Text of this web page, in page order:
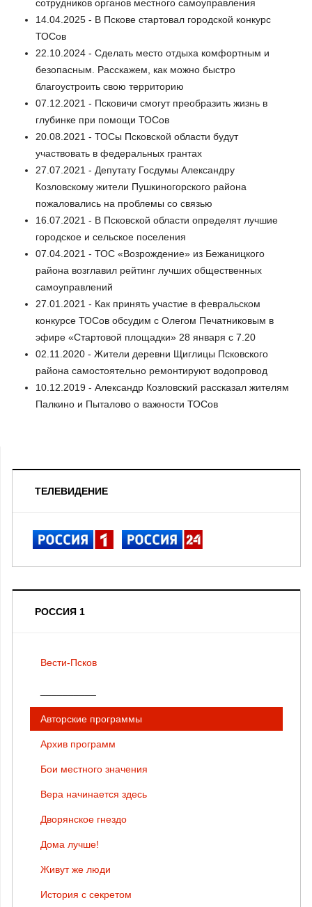
сотрудников органов местного самоуправления
14.04.2025 - В Пскове стартовал городской конкурс
ТОСов
22.10.2024 - Сделать место отдыха комфортным и
безопасным. Расскажем, как можно быстро
благоустроить свою территорию
07.12.2021 - Псковичи смогут преобразить жизнь в
глубинке при помощи ТОСов
20.08.2021 - ТОСы Псковской области будут
участвовать в федеральных грантах
27.07.2021 - Депутату Госдумы Александру
Козловскому жители Пушкиногорского района
пожаловались на проблемы со связью
16.07.2021 - В Псковской области определят лучшие
городское и сельское поселения
07.04.2021 - ТОС «Возрождение» из Бежаницкого
района возглавил рейтинг лучших общественных
самоуправлений
27.01.2021 - Как принять участие в февральском
конкурсе ТОСов обсудим с Олегом Печатниковым в
эфире «Стартовой площадки» 28 января с 7.20
02.11.2020 - Жители деревни Щиглицы Псковского
района самостоятельно ремонтируют водопровод
10.12.2019 - Александр Козловский рассказал жителям
Палкино и Пыталово о важности ТОСов
ТЕЛЕВИДЕНИЕ
РОССИЯ 1
Вести-Псков
Авторские программы
Архив программ
Бои местного значения
Вера начинается здесь
Дворянское гнездо
Дома лучше!
Живут же люди
История с секретом